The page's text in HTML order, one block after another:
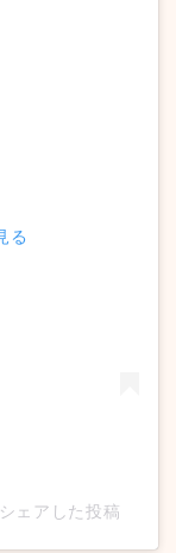
る
ェアした投稿